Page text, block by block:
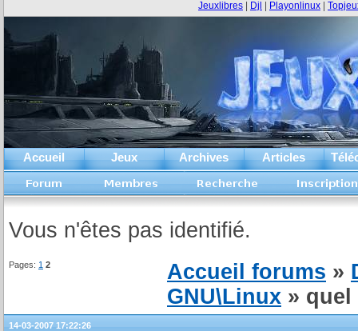
Accueil Jeux Archives Articles
Jeuxlibres Djl Playonlinux
Vous n'êtes pas identifié.
Pages: 1 2 Accueil forums »
GNU\Linux »
14-03-2007 17:22:26